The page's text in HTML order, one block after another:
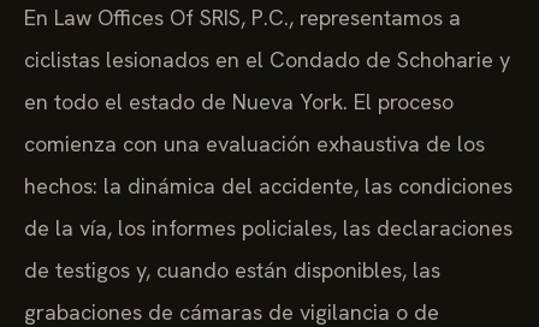
En Law Offices Of SRIS, P.C., representamos a
ciclistas lesionados en el Condado de Schoharie y
en todo el estado de Nueva York. El proceso
comienza con una evaluación exhaustiva de los
hechos: la dinámica del accidente, las condiciones
de la vía, los informes policiales, las declaraciones
de testigos y, cuando están disponibles, las
grabaciones de cámaras de vigilancia o de